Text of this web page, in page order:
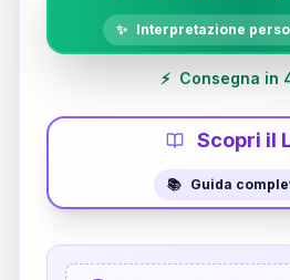
✨ Interpretazione
⚡ Consegna in
Scopri il
📚 Guida